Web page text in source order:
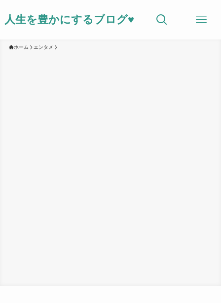
人生を豊かにするブログ♥
ホーム エンタメ